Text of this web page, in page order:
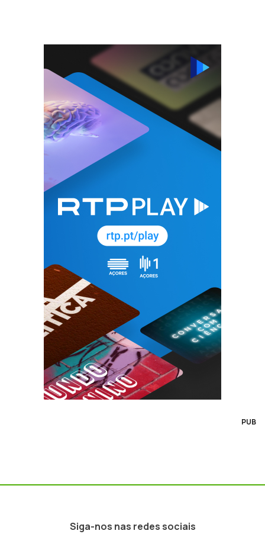
PUB
Siga-nos nas redes sociais